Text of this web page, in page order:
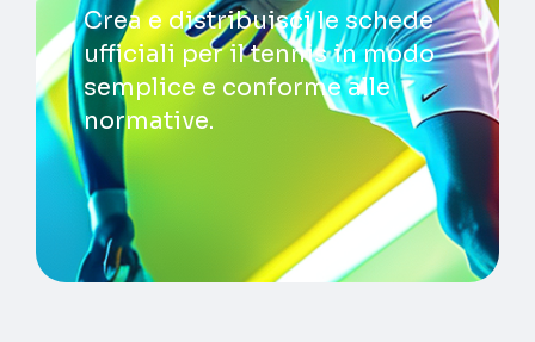
Crea e distribuisci le schede
ufficiali per il tennis in modo
semplice e conforme alle
normative.